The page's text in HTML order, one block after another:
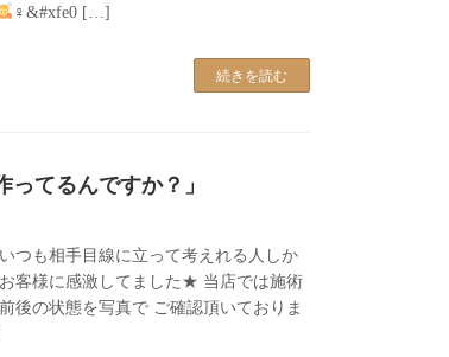
‍♀&#xfe0 […]
続きを読む
ってるんですか？」
つも相手目線に立って考えれる人しか
客様に感激してました★ 当店では施術
後の状態を写真で ご確認頂いておりま